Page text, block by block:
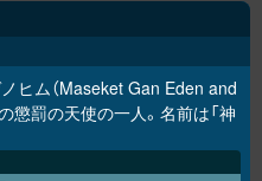
ノヒム（Maseket Gan Eden and
懲罰の天使の一人。名前は「神